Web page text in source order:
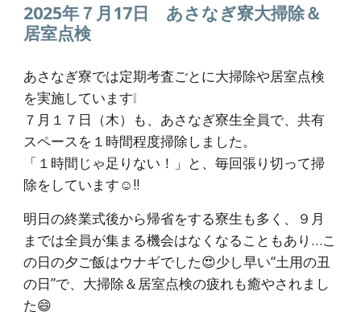
2025年７月17日 あさなぎ寮大掃除＆
居室点検
あさなぎ寮では定期考査ごとに大掃除や居室点検
を実施しています❕
７月１７日（木）も、あさなぎ寮生全員で、共有
スペースを１時間程度掃除しました。
「１時間じゃ足りない！」と、毎回張り切って掃
除をしています☺️‼️
明日の終業式後から帰省をする寮生も多く、９月
までは全員が集まる機会はなくなることもあり…こ
の日の夕ご飯はウナギでした😍少し早い“土用の丑
の日”で、大掃除＆居室点検の疲れも癒やされまし
た😄